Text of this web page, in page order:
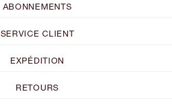
ABONNEMENTS
SERVICE CLIENT
EXPÉDITION
RETOURS